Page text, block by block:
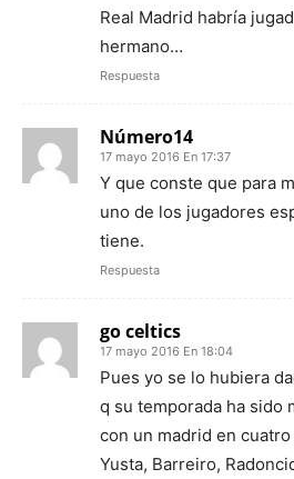
Real Madrid habría
hermano…
Respuesta
Número14
17 mayo 2016 En 17:37
Y que conste que para
uno de los jugadores
tiene.
Respuesta
go celtics
17 mayo 2016 En 18:04
Pues yo se lo hubiera
q su temporada ha sido
con un madrid en
Yusta, Barreiro,